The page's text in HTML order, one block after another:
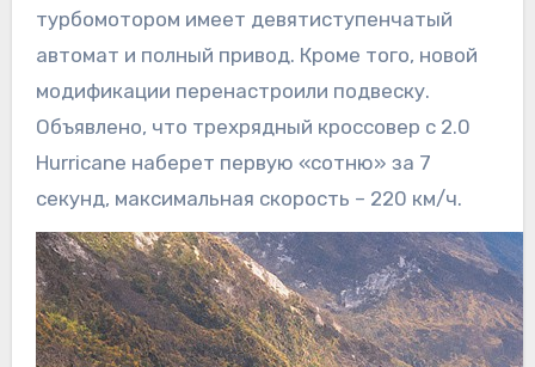
турбомотором имеет девятиступенчатый
автомат и полный привод. Кроме того, новой
модификации перенастроили подвеску.
Объявлено, что трехрядный кроссовер с 2.0
Hurricane наберет первую «сотню» за 7
секунд, максимальная скорость – 220 км/ч.